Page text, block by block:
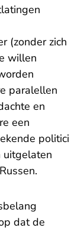
(zonder zich
willen
paralellen
en
een
politici
uitgelaten
dat de